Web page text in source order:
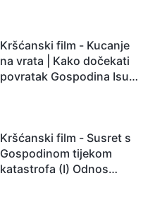
Kršćanski film - Kucanje
na vrata | Kako dočekati
povratak Gospodina Isusa
Kršćanski film - Susret s
Gospodinom tijekom
katastrofa (I) Odnos